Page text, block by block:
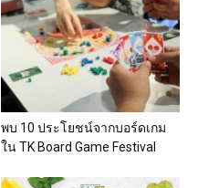
พบ 10 ประโยชน์จากบอร์ดเกม
ใน TK Board Game Festival